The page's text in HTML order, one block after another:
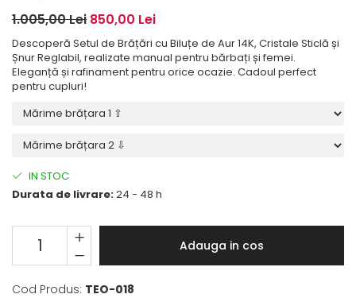
1.005,00 Lei 850,00 Lei
Descoperă Setul de Brățări cu Biluțe de Aur 14K, Cristale Sticlă și
Șnur Reglabil, realizate manual pentru bărbați și femei.
Eleganță și rafinament pentru orice ocazie. Cadoul perfect
pentru cupluri!
IN STOC
Durata de livrare:24 - 48 h
Adauga in cos
Cod Produs: TEO-018